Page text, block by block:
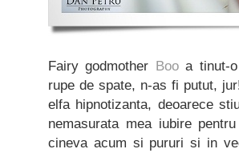
Fairy godmother Booa tinut-o
rupe de spate, n-as fi putut,
elfa hipnotizanta, deoarece
nemasurata mea iubire
cineva acum si pururi si in